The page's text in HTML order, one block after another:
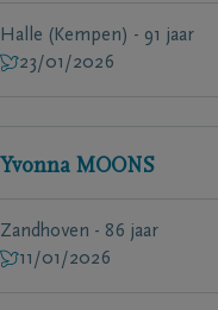
Halle (Kempen) - 91 jaar
23/01/2026
Yvonna MOONS
Zandhoven - 86 jaar
11/01/2026